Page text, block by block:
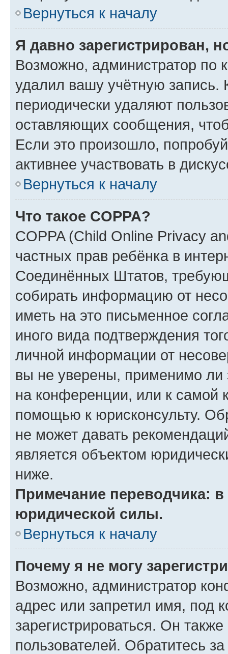
Вернуться к началу
Я давно зарегистрирован,
Возможно, администратор по
удалил вашу учётную запись.
периодически удаляют
оставляющих сообщения,
Если это произошло,
активнее участвовать в
Вернуться к началу
Что такое COPPA?
COPPA (Child Online Privacy
частных прав ребёнка в
Соединённых Штатов,
собирать информацию от
иметь на это письменное
иного вида подтверждения
личной информации от
вы не уверены, применимо ли
на конференции, или к самой
помощью к юрисконсульту.
не может давать
является объектом
ниже.
Примечание переводчика:
юридической силы.
Вернуться к началу
Почему я не могу
Возможно, администратор
адрес или запретил имя, под
зарегистрироваться. Он
пользователей. Обратитесь